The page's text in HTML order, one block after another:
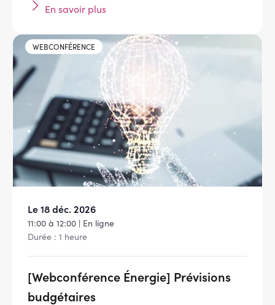
En savoir plus
ImageWEBCONFÉRENCE
Le 18 déc. 2026
11:00 à 12:00 | En ligne
Durée : 1 heure
[Webconférence Énergie] Prévisions
budgétaires